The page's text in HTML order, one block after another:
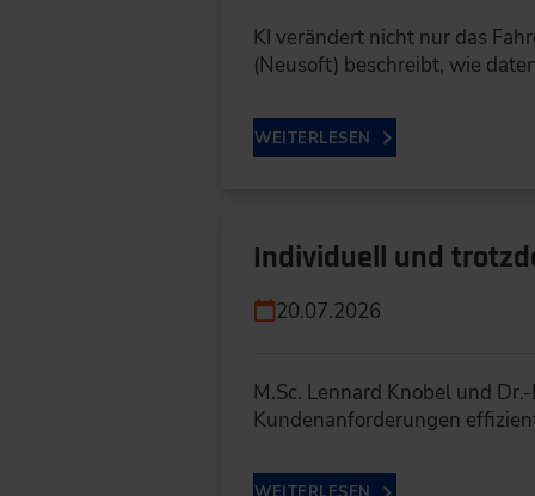
KI verändert nicht nur das
(Neusoft) beschreibt, wie
WEITERLESEN
Individuell und
20.07.2026
M.Sc. Lennard Knobel und
Kundenanforderungen